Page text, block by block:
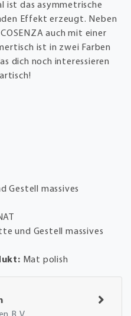
ist das asymmetrische
Effekt erzeugt. Neben
auch mit einer
ist in zwei Farben
dich noch interessieren
Gestell massives
und Gestell massives
Mat polish